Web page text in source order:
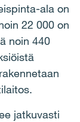
ala on
22 000 on
noin 440
jatkuvasti